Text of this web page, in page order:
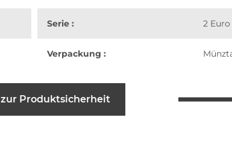
Serie : 2
Verpackung :
Produktsicherheit